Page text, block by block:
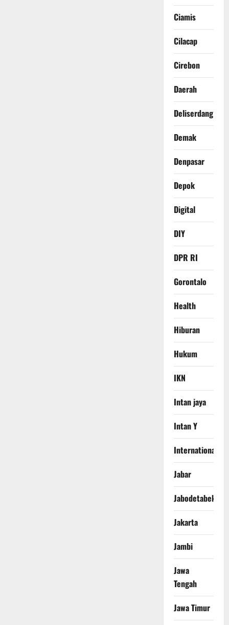
Ciamis
Cilacap
Cirebon
Daerah
Deliserdang
Demak
Denpasar
Depok
Digital
DIY
DPR RI
Gorontalo
Health
Hiburan
Hukum
IKN
Intan jaya
Intan Y
International
Jabar
Jabodetabek
Jakarta
Jambi
Jawa
Tengah
Jawa Timur